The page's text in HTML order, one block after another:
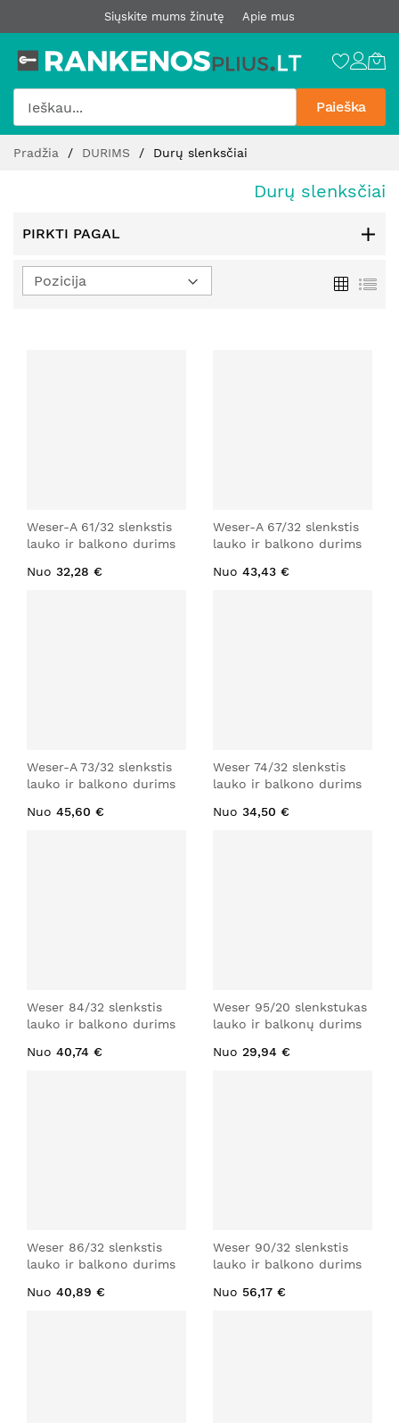
Siųskite mums žinutę Apie mus
Paieška
Pereiti
prie
Pradžia DURIMS Durų slenksčiai
Durų slenksčiai
PIRKTI PAGAL
Tinklelis
Weser-A 61/32 slenkstis
lauko ir balkono durims
Nuo 32,28 €
Weser-A 67/32 slenkstis
lauko ir balkono durims
Nuo 43,43 €
Weser-A 73/32 slenkstis
lauko ir balkono durims
Nuo 45,60 €
Weser 74/32 slenkstis
lauko ir balkono durims
Nuo 34,50 €
Weser 84/32 slenkstis
lauko ir balkono durims
Nuo 40,74 €
Weser 95/20 slenkstukas
lauko ir balkonų durims
Nuo 29,94 €
Weser 86/32 slenkstis
lauko ir balkono durims
Nuo 40,89 €
Weser 90/32 slenkstis
lauko ir balkono durims
Nuo 56,17 €